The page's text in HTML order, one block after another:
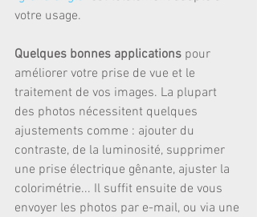
votre usage.
Quelques bonnes applications pour
améliorer votre prise de vue et le
traitement de vos images. La plupart
des photos nécessitent quelques
ajustements comme : ajouter du
contraste, de la luminosité, supprimer
une prise électrique gênante, ajuster la
colorimétrie... Il suffit ensuite de vous
envoyer les photos par e-mail, ou via une